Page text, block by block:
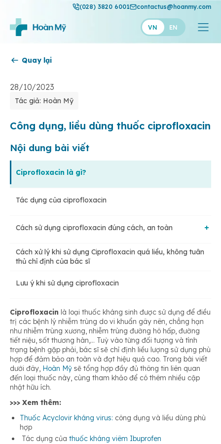
(028) 3820 6001 contactus@hoanmy.com
VN EN
Thuận Mỹ
Quay lại
28/10/2023
Tác giả: Hoàn Mỹ
Công dụng, liều dùng thuốc ciprofloxacin
Nội dung bài viết
Ciprofloxacin là gì?
Tác dụng của ciprofloxacin
Cách sử dụng ciprofloxacin đúng cách, an toàn
Chỉ định
Liều dùng
Tác dụng phụ
Cách xử lý khi sử dụng Ciprofloxacin quá liều, không tuân
thủ chỉ định của bác sĩ
Lưu ý khi sử dụng ciprofloxacin
Ciprofloxacin là loại thuốc kháng sinh được sử dụng để điều
trị các bệnh lý nhiễm trùng do vi khuẩn gây nên, chẳng hạn
như nhiễm trùng xương, nhiễm trùng đường hô hấp, đường
tiết niệu, sốt thương hàn,… Tuỳ vào từng đối tượng và tình
trạng bệnh gặp phải, bác sĩ sẽ chỉ định liều lượng sử dụng phù
hợp để đảm bảo an toàn và đạt hiệu quả cao. Trong bài viết
dưới đây, Hoàn Mỹ sẽ tổng hợp đầy đủ thông tin liên quan
đến loại thuốc này, cùng tham khảo để có thêm nhiều cập
nhật hữu ích.
>>> Xem thêm:
Thuốc Acyclovir kháng virus: công dụng và liều dùng phù
hợp
Tác dụng của thuốc kháng viêm Ibuprofen